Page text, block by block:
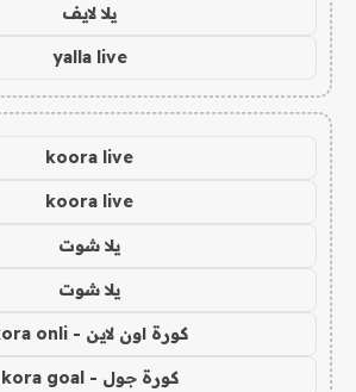
يلا لايف
yalla live
koora live
koora live
يلا شوت
يلا شوت
كورة اون لاين - kora onli
كورة جول - kora goal